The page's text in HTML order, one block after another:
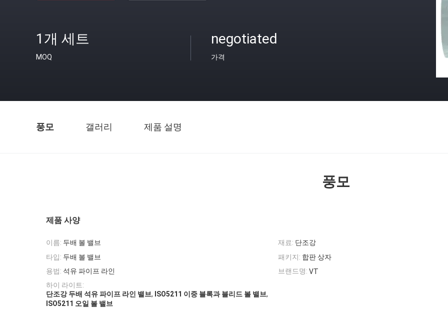
1개 세트
MOQ
negotiated
가격
풍모 갤러리 제품 설명
풍모
제품 사양
이름: 두배 볼 밸브 재료: 단조강
타입: 두배 볼 밸브 패키지: 합판 상자
용법: 석유 파이프 라인 브랜드명: VT
하이 라이트:
단조강 두배 석유 파이프 라인 밸브, ISO5211 이중 블록과 블리드 볼 밸브,
ISO5211 오일 볼 밸브